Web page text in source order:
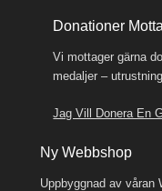
Donationer
Vi mottager gärna
medaljer –
Jag Vill Donera En
Ny Webbshop
Uppbyggnad av våran